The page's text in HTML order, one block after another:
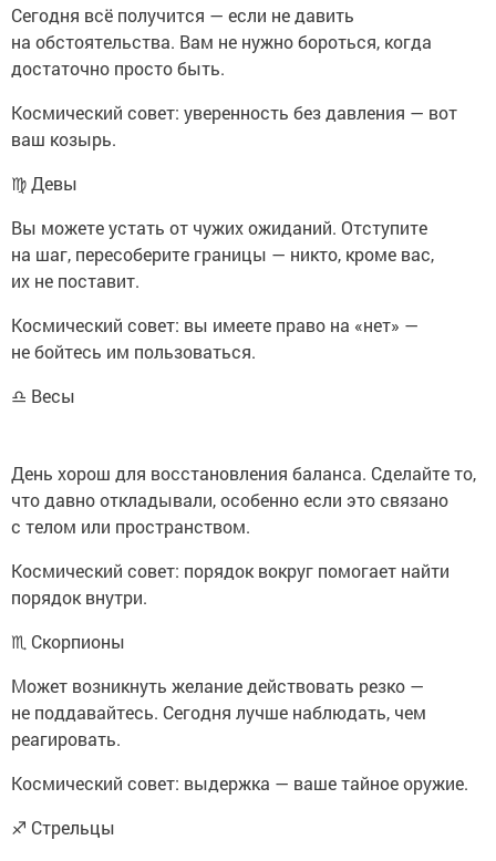
Сегодня всё получится — если не давить
на обстоятельства. Вам не нужно бороться, когда
достаточно просто быть.
Космический совет: уверенность без давления — вот
ваш козырь.
♍ Девы
Вы можете устать от чужих ожиданий. Отступите
на шаг, пересоберите границы — никто, кроме вас,
их не поставит.
Космический совет: вы имеете право на «нет» —
не бойтесь им пользоваться.
♎ Весы
День хорош для восстановления баланса. Сделайте то,
что давно откладывали, особенно если это связано
с телом или пространством.
Космический совет: порядок вокруг помогает найти
порядок внутри.
♏ Скорпионы
Может возникнуть желание действовать резко —
не поддавайтесь. Сегодня лучше наблюдать, чем
реагировать.
Космический совет: выдержка — ваше тайное оружие.
♐ Стрельцы